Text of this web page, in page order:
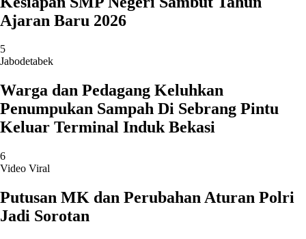
Ajaran Baru 2026
5
Jabodetabek
Warga dan Pedagang Keluhkan
Penumpukan Sampah Di Sebrang Pintu
Keluar Terminal Induk Bekasi
6
Video Viral
Putusan MK dan Perubahan Aturan Polri
Jadi Sorotan